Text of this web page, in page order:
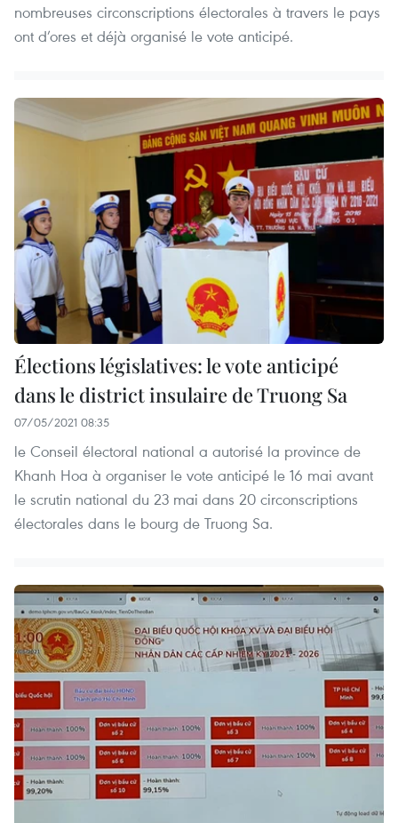
nombreuses circonscriptions électorales à travers le pays
ont d’ores et déjà organisé le vote anticipé.
Élections législatives: le vote anticipé
dans le district insulaire de Truong Sa
07/05/2021 08:35
le Conseil électoral national a autorisé la province de
Khanh Hoa à organiser le vote anticipé le 16 mai avant
le scrutin national du 23 mai dans 20 circonscriptions
électorales dans le bourg de Truong Sa.